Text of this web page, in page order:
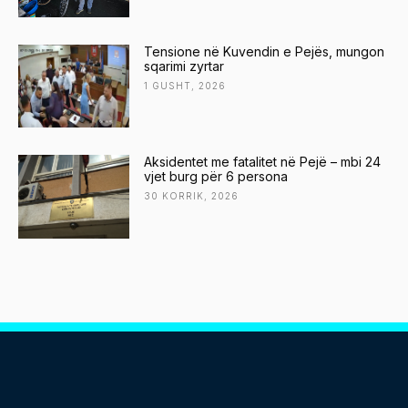
Tensione në Kuvendin e Pejës, mungon
sqarimi zyrtar
1 GUSHT, 2026
Aksidentet me fatalitet në Pejë – mbi 24
vjet burg për 6 persona
30 KORRIK, 2026